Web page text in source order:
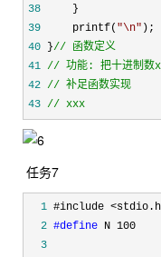
38
39
     printf(
"\n"
40 }//
41 //
42 //
43 // xxx
任务7
  1
  2
#define
  3